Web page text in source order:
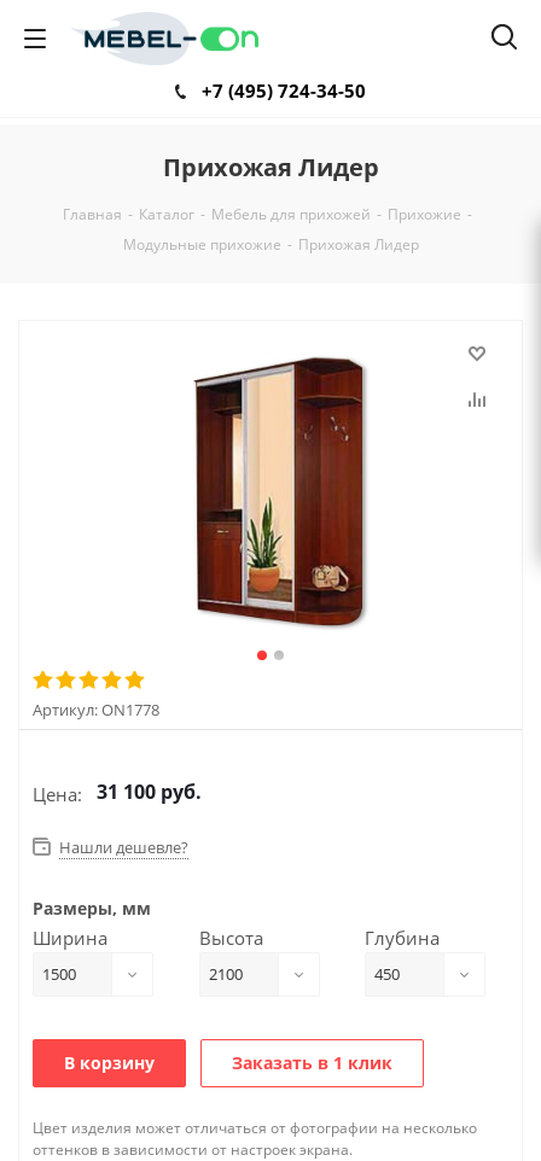
+7 (495) 724-34-50
Прихожая Лидер
Главная - Каталог - Мебель для прихожей - Прихожие -
Модульные прихожие - Прихожая Лидер
Артикул:ON1778
Цена: 31 100 руб.
Нашли дешевле?
Размеры, мм
Ширина
1500
Высота
2100
Глубина
450
В корзину Заказать в 1 клик
Цвет изделия может отличаться от фотографии на несколько
оттенков в зависимости от настроек экрана.